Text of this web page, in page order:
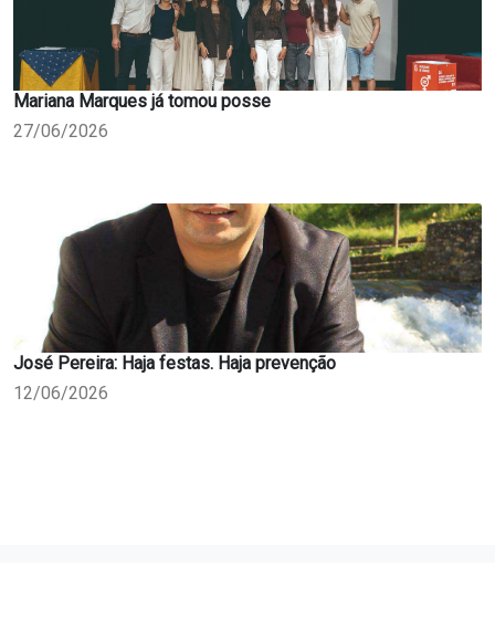
Mariana Marques já tomou posse
27/06/2026
José Pereira: Haja festas. Haja prevenção
12/06/2026